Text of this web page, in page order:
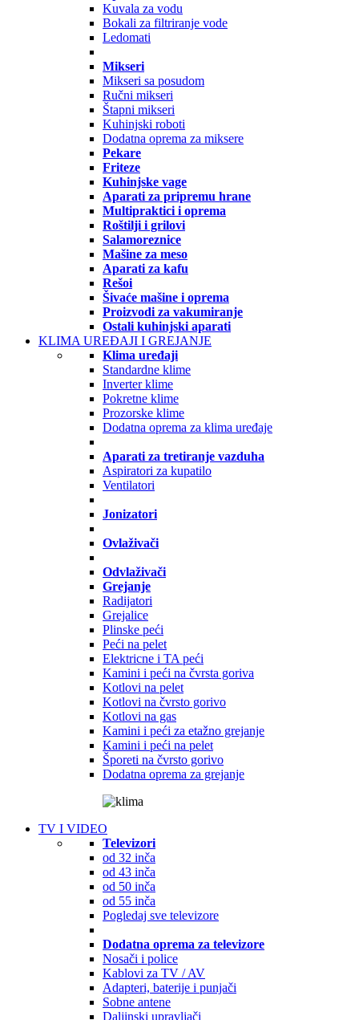
Kuvala za vodu
Bokali za filtriranje vode
Ledomati
Mikseri
Mikseri sa posudom
Ručni mikseri
Štapni mikseri
Kuhinjski roboti
Dodatna oprema za miksere
Pekare
Friteze
Kuhinjske vage
Aparati za pripremu hrane
Multipraktici i oprema
Roštilji i grilovi
Salamoreznice
Mašine za meso
Aparati za kafu
Rešoi
Šivaće mašine i oprema
Proizvodi za vakumiranje
Ostali kuhinjski aparati
KLIMA UREĐAJI I GREJANJE
Klima uređaji
Standardne klime
Inverter klime
Pokretne klime
Prozorske klime
Dodatna oprema za klima uređaje
Aparati za tretiranje vazduha
Aspiratori za kupatilo
Ventilatori
Jonizatori
Ovlaživači
Odvlaživači
Grejanje
Radijatori
Grejalice
Plinske peći
Peći na pelet
Elektricne i TA peći
Kamini i peći na čvrsta goriva
Kotlovi na pelet
Kotlovi na čvrsto gorivo
Kotlovi na gas
Kamini i peći za etažno grejanje
Kamini i peći na pelet
Šporeti na čvrsto gorivo
Dodatna oprema za grejanje
TV I VIDEO
Televizori
od 32 inča
od 43 inča
od 50 inča
od 55 inča
Pogledaj sve televizore
Dodatna oprema za televizore
Nosači i police
Kablovi za TV / AV
Adapteri, baterije i punjači
Sobne antene
Daljinski upravljači